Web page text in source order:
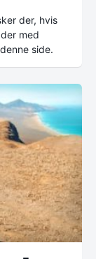
der, hvis
med
side.